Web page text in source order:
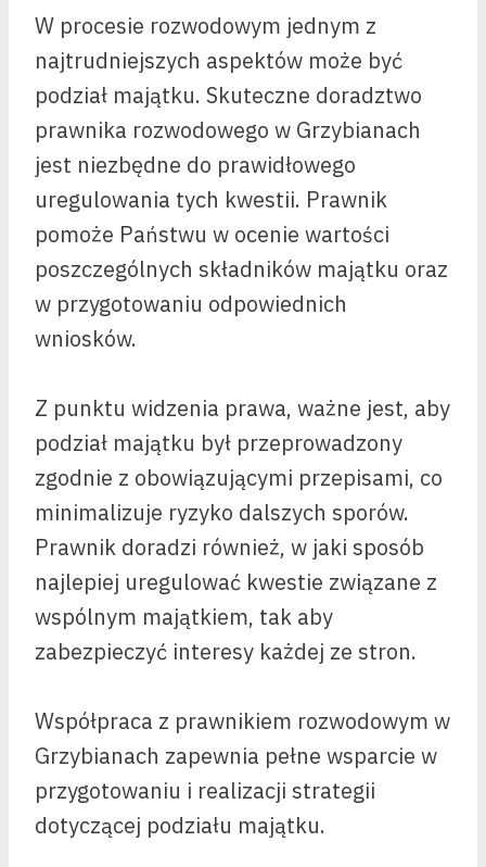
W procesie rozwodowym jednym z
najtrudniejszych aspektów może być
podział majątku. Skuteczne doradztwo
prawnika rozwodowego w Grzybianach
jest niezbędne do prawidłowego
uregulowania tych kwestii. Prawnik
pomoże Państwu w ocenie wartości
poszczególnych składników majątku oraz
w przygotowaniu odpowiednich
wniosków.
Z punktu widzenia prawa, ważne jest, aby
podział majątku był przeprowadzony
zgodnie z obowiązującymi przepisami, co
minimalizuje ryzyko dalszych sporów.
Prawnik doradzi również, w jaki sposób
najlepiej uregulować kwestie związane z
wspólnym majątkiem, tak aby
zabezpieczyć interesy każdej ze stron.
Współpraca z prawnikiem rozwodowym w
Grzybianach zapewnia pełne wsparcie w
przygotowaniu i realizacji strategii
dotyczącej podziału majątku.